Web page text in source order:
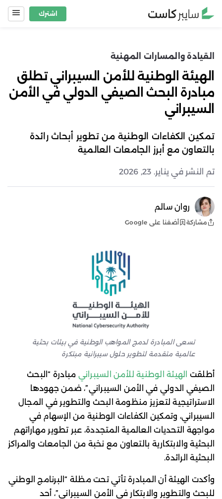
Skip
اشترك
القيادة والمسارات المهنية
الهيئة الوطنية للأمن السيبراني تطلق
مبادرة البحث الصيفي الدولي في الأمن
السيبراني
تمكين الكفاءات الوطنية من تطوير أبحاث رائدة
بالتعاون مع أبرز الجامعات العالمية
تم النشر في يناير. 23, 2026
روان سالم
مشاركة أضفنا على Google
تسعى المبادرة لدمج المواهب الوطنية في بيئات بحثية
عالمية متقدمة لتطوير حلول سيبرانية مبتكرة
أطلقت الهيئة الوطنية للأمن السيبراني مبادرة “البحث
الصيفي الدولي في الأمن السيبراني”، ضمن جهودها
الاستراتيجية لتعزيز منظومة البحث والتطوير في المجال
السيبراني، وتمكين الكفاءات الوطنية من الإسهام في
مواجهة التحديات العالمية المتجددة، عبر تطوير مهاراتهم
البحثية والابتكارية بالتعاون مع نخبة من الجامعات والمراكز
البحثية الرائدة.
وأكدت الهيئة أن المبادرة تأتي تحت مظلة “البرنامج الوطني
للبحث والتطوير والابتكار في الأمن السيبراني”، أحد